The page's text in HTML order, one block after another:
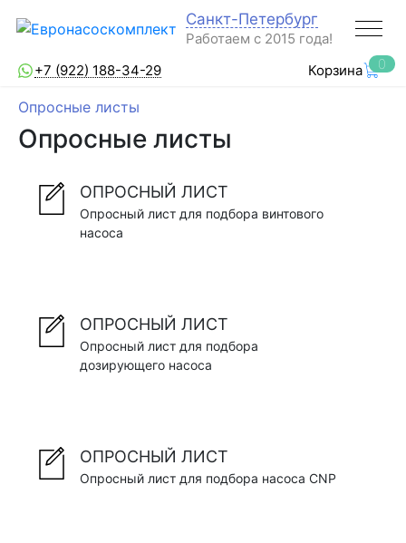
Санкт-Петербург
Работаем с 2015 года!
+7 (922) 188-34-29
Корзина 0
Опросные листы
Опросные листы
ОПРОСНЫЙ ЛИСТ
Опросный лист для подбора винтового
насоса
ОПРОСНЫЙ ЛИСТ
Опросный лист для подбора
дозирующего насоса
ОПРОСНЫЙ ЛИСТ
Опросный лист для подбора насоса CNP